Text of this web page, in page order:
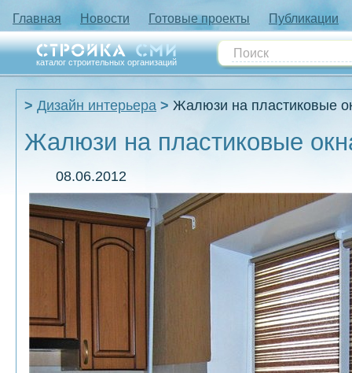
Главная Новости Готовые проекты Публикации
каталог строительных организаций
Дизайн интерьера Жалюзи на пластиковые
Жалюзи на пластиковые
08.06.2012